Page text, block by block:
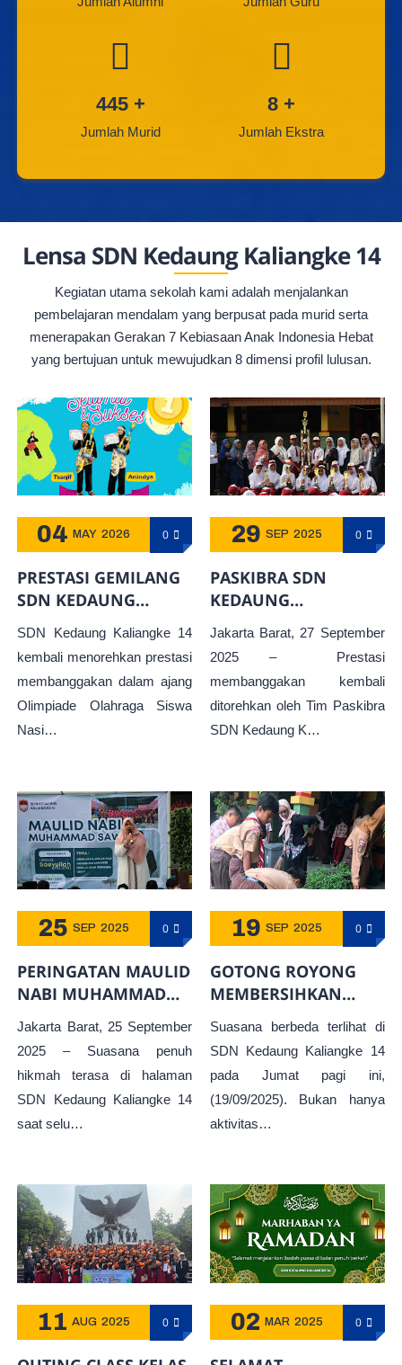
445 +
Jumlah Murid
8 +
Jumlah Ekstra
Lensa SDN Kedaung Kaliangke 14
Kegiatan utama sekolah kami adalah menjalankan
pembelajaran mendalam yang berpusat pada murid serta
menerapakan Gerakan 7 Kebiasaan Anak Indonesia Hebat
yang bertujuan untuk mewujudkan 8 dimensi profil lulusan.
04 MAY 2026 0
PRESTASI GEMILANG
SDN KEDAUNG
AJANG O2SN
TINGKAT KECAMATAN
CENGKARENG TAHUN
2026
SDN Kedaung Kaliangke 14
kembali menorehkan prestasi
membanggakan dalam ajang
Olimpiade Olahraga Siswa
Nasi…
29 SEP 2025 0
PASKIBRA SDN
KEDAUNG
PIALA DALAM
KOMPETISI BARIS
BERBARIS JAKARTA
BARAT
Jakarta Barat, 27 September
2025 – Prestasi
membanggakan kembali
ditorehkan oleh Tim Paskibra
SDN Kedaung K…
25 SEP 2025 0
PERINGATAN MAULID
NABI MUHAMMAD
KEDAUNG
KALIANGKE 14
Jakarta Barat, 25 September
2025 – Suasana penuh
hikmah terasa di halaman
SDN Kedaung Kaliangke 14
saat selu…
19 SEP 2025 0
GOTONG ROYONG
MEMBERSIHKAN
CERMINKAN BUDAYA
POSITIF DAN
KEBERSAMAAN YANG
KUAT
Suasana berbeda terlihat di
SDN Kedaung Kaliangke 14
pada Jumat pagi ini,
(19/09/2025). Bukan hanya
aktivitas…
11 AUG 2025 0 02 MAR 2025 0